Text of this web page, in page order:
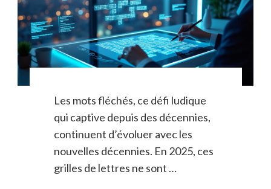
Les mots fléchés, ce défi ludique
qui captive depuis des décennies,
continuent d’évoluer avec les
nouvelles décennies. En 2025, ces
grilles de lettres ne sont …